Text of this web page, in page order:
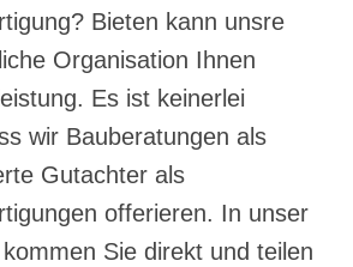
Bieten kann unsre
Organisation Ihnen
Es ist keinerlei
wir Bauberatungen als
Gutachter als
offerieren. In unser
Sie direkt und teilen